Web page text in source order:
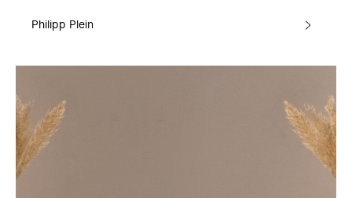
Philipp Plein